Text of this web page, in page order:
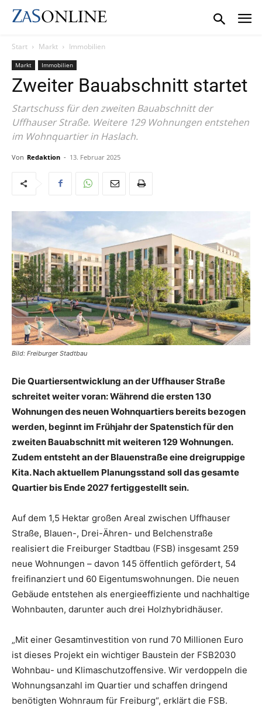
Start Markt Immobilien
Markt Immobilien
Zweiter Bauabschnitt startet
Startschuss für den zweiten Bauabschnitt der
Uffhauser Straße. Weitere 129 Wohnungen entstehen
im Wohnquartier in Haslach.
Von Redaktion - 13. Februar 2025
Bild: Freiburger Stadtbau
Die Quartiersentwicklung an der Uffhauser Straße
schreitet weiter voran: Während die ersten 130
Wohnungen des neuen Wohnquartiers bereits bezogen
werden, beginnt im Frühjahr der Spatenstich für den
zweiten Bauabschnitt mit weiteren 129 Wohnungen.
Zudem entsteht an der Blauenstraße eine dreigruppige
Kita. Nach aktuellem Planungsstand soll das gesamte
Quartier bis Ende 2027 fertiggestellt sein.
Auf dem 1,5 Hektar großen Areal zwischen Uffhauser
Straße, Blauen-, Drei-Ähren- und Belchenstraße
realisiert die Freiburger Stadtbau (FSB) insgesamt 259
neue Wohnungen – davon 145 öffentlich gefördert, 54
freifinanziert und 60 Eigentumswohnungen. Die neuen
Gebäude entstehen als energieeffiziente und nachhaltige
Wohnbauten, darunter auch drei Holzhybridhäuser.
„Mit einer Gesamtinvestition von rund 70 Millionen Euro
ist dieses Projekt ein wichtiger Baustein der FSB2030
Wohnbau- und Klimaschutzoffensive. Wir verdoppeln die
Wohnungsanzahl im Quartier und schaffen dringend
benötigten Wohnraum für Freiburg“, erklärt die FSB.